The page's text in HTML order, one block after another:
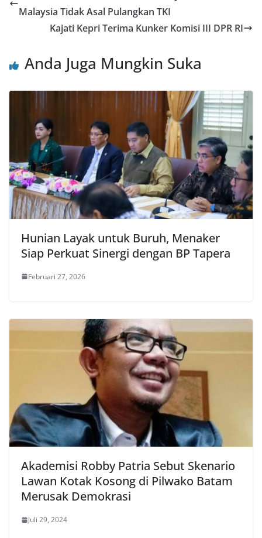
Malaysia Tidak Asal Pulangkan TKI
Kajati Kepri Terima Kunker Komisi III DPR RI
Anda Juga Mungkin Suka
Hunian Layak untuk Buruh, Menaker
Siap Perkuat Sinergi dengan BP Tapera
Februari 27, 2026
Akademisi Robby Patria Sebut Skenario
Lawan Kotak Kosong di Pilwako Batam
Merusak Demokrasi
Juli 29, 2024